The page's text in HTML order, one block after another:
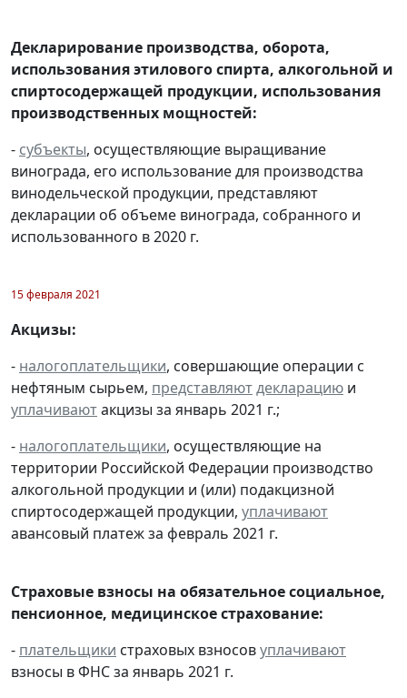
Декларирование производства, оборота,
использования этилового спирта, алкогольной и
спиртосодержащей продукции, использования
производственных мощностей:
- субъекты, осуществляющие выращивание
винограда, его использование для производства
винодельческой продукции, представляют
декларации об объеме винограда, собранного и
использованного в 2020 г.
15 февраля 2021
Акцизы:
- налогоплательщики, совершающие операции с
нефтяным сырьем, представляютдекларацию и
уплачиваютакцизы за январь 2021 г.;
- налогоплательщики, осуществляющие на
территории Российской Федерации производство
алкогольной продукции и (или) подакцизной
спиртосодержащей продукции, уплачивают
авансовый платеж за февраль 2021 г.
Страховые взносы на обязательное социальное,
пенсионное, медицинское страхование:
- плательщики страховых взносовуплачивают
взносы в ФНС за январь 2021 г.